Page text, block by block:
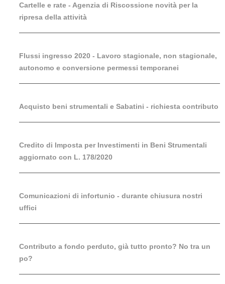
Cartelle e rate - Agenzia di Riscossione novità per la
ripresa della attività
Flussi ingresso 2020 - Lavoro stagionale, non stagionale,
autonomo e conversione permessi temporanei
Acquisto beni strumentali e Sabatini - richiesta contributo
Credito di Imposta per Investimenti in Beni Strumentali
aggiornato con L. 178/2020
Comunicazioni di infortunio - durante chiusura nostri
uffici
Contributo a fondo perduto, già tutto pronto? No tra un
po?